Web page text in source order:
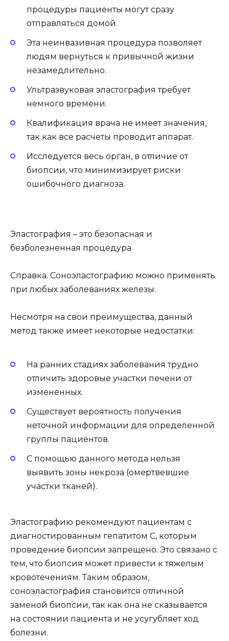
процедуры пациенты могут сразу
отправляться домой.
Эта неинвазивная процедура позволяет
людям вернуться к привычной жизни
незамедлительно.
Ультразвуковая эластография требует
немного времени.
Квалификация врача не имеет значения,
так как все расчеты проводит аппарат.
Исследуется весь орган, в отличие от
биопсии, что минимизирует риски
ошибочного диагноза.
Эластография – это безопасная и
безболезненная процедура
Справка. Соноэластографию можно применять
при любых заболеваниях железы.
Несмотря на свои преимущества, данный
метод также имеет некоторые недостатки:
На ранних стадиях заболевания трудно
отличить здоровые участки печени от
измененных.
Существует вероятность получения
неточной информации для определенной
группы пациентов.
С помощью данного метода нельзя
выявить зоны некроза (омертвевшие
участки тканей).
Эластографию рекомендуют пациентам с
диагностированным гепатитом С, которым
проведение биопсии запрещено. Это связано с
тем, что биопсия может привести к тяжелым
кровотечениям. Таким образом,
соноэластография становится отличной
заменой биопсии, так как она не сказывается
на состоянии пациента и не усугубляет ход
болезни.